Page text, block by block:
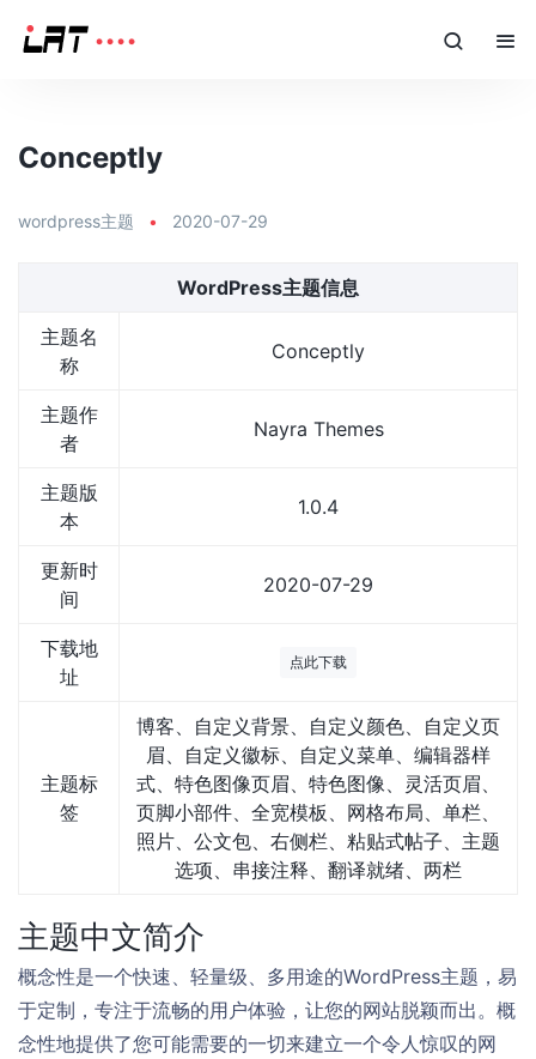
Conceptly
wordpress主题 • 2020-07-29
WordPress主题信息
主题名
称
Conceptly
主题作
者
Nayra Themes
主题版
本
1.0.4
更新时
间
2020-07-29
下载地
址
点此下载
主题标
签
博客、自定义背景、自定义颜色、自定义页
眉、自定义徽标、自定义菜单、编辑器样
式、特色图像页眉、特色图像、灵活页眉、
页脚小部件、全宽模板、网格布局、单栏、
照片、公文包、右侧栏、粘贴式帖子、主题
选项、串接注释、翻译就绪、两栏
主题中文简介
概念性是一个快速、轻量级、多用途的WordPress主题，易
于定制，专注于流畅的用户体验，让您的网站脱颖而出。概
念性地提供了您可能需要的一切来建立一个令人惊叹的网